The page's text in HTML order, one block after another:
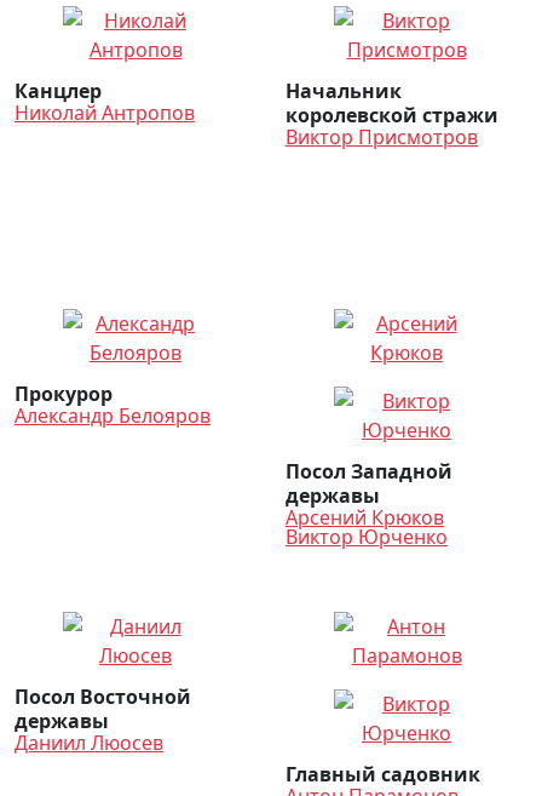
Канцлер
Николай Антропов
Начальник
королевской стражи
Виктор Присмотров
Прокурор
Александр Белояров
Посол Западной
державы
Арсений Крюков
Виктор Юрченко
Посол Восточной
державы
Даниил Люосев
Главный садовник